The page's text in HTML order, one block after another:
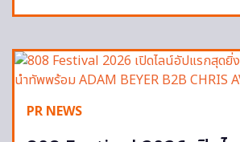
PR NEWS